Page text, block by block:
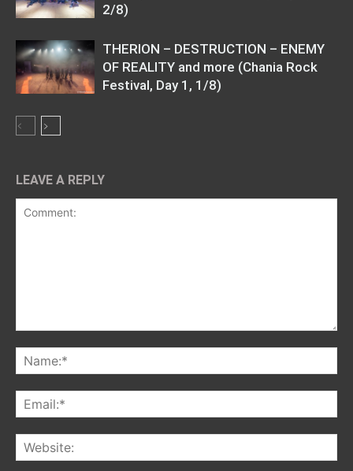
2/8)
THERION – DESTRUCTION – ENEMY
OF REALITY and more (Chania Rock
Festival, Day 1, 1/8)
LEAVE A REPLY